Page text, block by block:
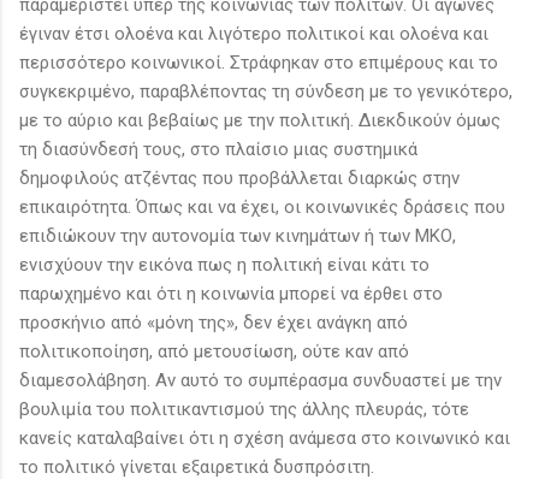
παραμεριστεί υπέρ της κοινωνίας των πολιτών. Οι αγώνες
έγιναν έτσι ολοένα και λιγότερο πολιτικοί και ολοένα και
περισσότερο κοινωνικοί. Στράφηκαν στο επιμέρους και το
συγκεκριμένο, παραβλέποντας τη σύνδεση με το γενικότερο,
με το αύριο και βεβαίως με την πολιτική. Διεκδικούν όμως
τη διασύνδεσή τους, στο πλαίσιο μιας συστημικά
δημοφιλούς ατζέντας που προβάλλεται διαρκώς στην
επικαιρότητα. Όπως και να έχει, οι κοινωνικές δράσεις που
επιδιώκουν την αυτονομία των κινημάτων ή των ΜΚΟ,
ενισχύουν την εικόνα πως η πολιτική είναι κάτι το
παρωχημένο και ότι η κοινωνία μπορεί να έρθει στο
προσκήνιο από «μόνη της», δεν έχει ανάγκη από
πολιτικοποίηση, από μετουσίωση, ούτε καν από
διαμεσολάβηση. Αν αυτό το συμπέρασμα συνδυαστεί με την
βουλιμία του πολιτικαντισμού της άλλης πλευράς, τότε
κανείς καταλαβαίνει ότι η σχέση ανάμεσα στο κοινωνικό και
το πολιτικό γίνεται εξαιρετικά δυσπρόσιτη.